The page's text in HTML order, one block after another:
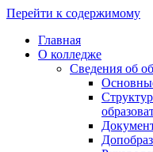
Перейти к содержимому
Главная
О колледже
Сведения об